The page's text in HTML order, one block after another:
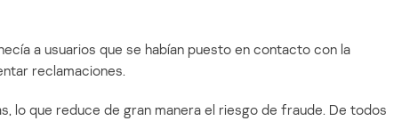
a usuarios que se habían puesto en contacto con la
reclamaciones.
lo que reduce de gran manera el riesgo de fraude. De todos